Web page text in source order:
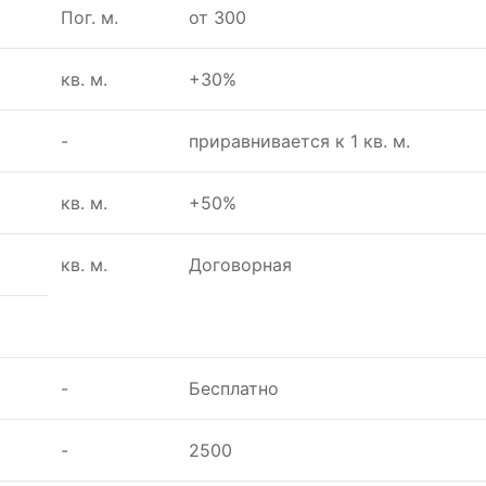
Пог. м. от 300
кв. м. +30%
- приравнивается к 1 кв. м.
кв. м. +50%
кв. м. Договорная
- Бесплатно
- 2500